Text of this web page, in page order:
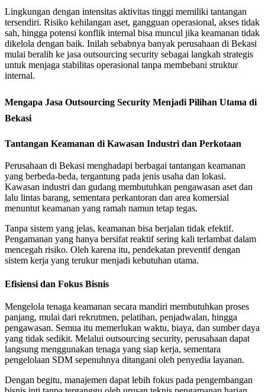
Lingkungan dengan intensitas aktivitas tinggi memiliki tantangan
tersendiri. Risiko kehilangan aset, gangguan operasional, akses tidak
sah, hingga potensi konflik internal bisa muncul jika keamanan tidak
dikelola dengan baik. Inilah sebabnya banyak perusahaan di Bekasi
mulai beralih ke jasa outsourcing security sebagai langkah strategis
untuk menjaga stabilitas operasional tanpa membebani struktur
internal.
Mengapa Jasa Outsourcing Security Menjadi Pilihan Utama di
Bekasi
Tantangan Keamanan di Kawasan Industri dan Perkotaan
Perusahaan di Bekasi menghadapi berbagai tantangan keamanan
yang berbeda-beda, tergantung pada jenis usaha dan lokasi.
Kawasan industri dan gudang membutuhkan pengawasan aset dan
lalu lintas barang, sementara perkantoran dan area komersial
menuntut keamanan yang ramah namun tetap tegas.
Tanpa sistem yang jelas, keamanan bisa berjalan tidak efektif.
Pengamanan yang hanya bersifat reaktif sering kali terlambat dalam
mencegah risiko. Oleh karena itu, pendekatan preventif dengan
sistem kerja yang terukur menjadi kebutuhan utama.
Efisiensi dan Fokus Bisnis
Mengelola tenaga keamanan secara mandiri membutuhkan proses
panjang, mulai dari rekrutmen, pelatihan, penjadwalan, hingga
pengawasan. Semua itu memerlukan waktu, biaya, dan sumber daya
yang tidak sedikit. Melalui outsourcing security, perusahaan dapat
langsung menggunakan tenaga yang siap kerja, sementara
pengelolaan SDM sepenuhnya ditangani oleh penyedia layanan.
Dengan begitu, manajemen dapat lebih fokus pada pengembangan